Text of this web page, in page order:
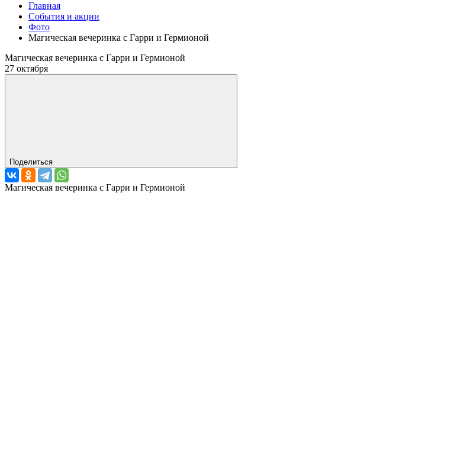
Главная
События и акции
Фото
Магическая вечеринка с Гарри и Гермионой
Магическая вечеринка с Гарри и Гермионой
27 октября
Поделиться
Магическая вечеринка с Гарри и Гермионой